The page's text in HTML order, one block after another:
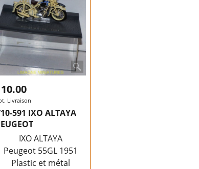
10.00
Livraison
591 IXO ALTAYA
IXO ALTAYA
Peugeot 55GL 1951
Plastic et métal